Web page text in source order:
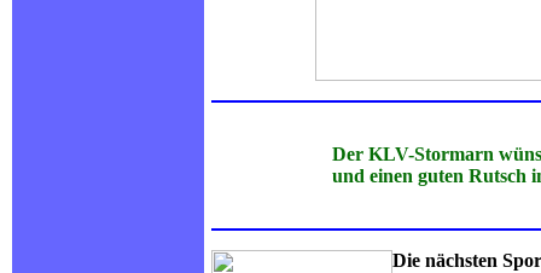
Der KLV-Stormarn wünscht
und einen guten Rutsch in ein
Die nächsten